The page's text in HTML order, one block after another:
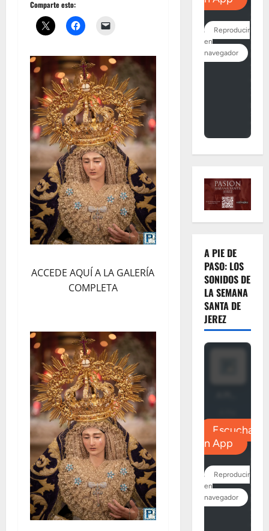
Comparte esto:
ACCEDE AQUÍ A LA GALERÍA
COMPLETA
A PIE DE
PASO: LOS
SONIDOS DE
LA SEMANA
SANTA DE
JEREZ